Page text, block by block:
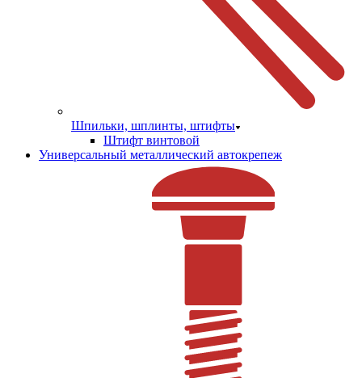
Шпильки, шплинты, штифты
Штифт винтовой
Универсальный металлический автокрепеж